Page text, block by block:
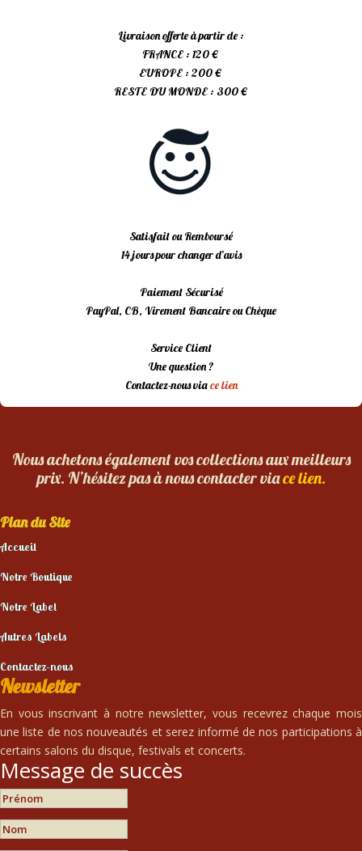
Livraison offerte à partir de :
FRANCE : 120 €
EUROPE : 200 €
RESTE DU MONDE : 300 €
Satisfait ou Remboursé
14 jours pour changer d’avis
Paiement Sécurisé
PayPal, CB, Virement Bancaire ou Chèque
Service Client
Une question ?
Contactez-nous viace lien
Nous achetons également vos collections aux meilleurs
prix. N’hésitez pas à nous contacter viace lien.
Plan du Site
Accueil
Notre Boutique
Notre Label
Autres Labels
Contactez-nous
Newsletter
En vous inscrivant à notre newsletter, vous recevrez chaque mois
une liste de nos nouveautés et serez informé de nos participations à
certains salons du disque, festivals et concerts.
Message de succès